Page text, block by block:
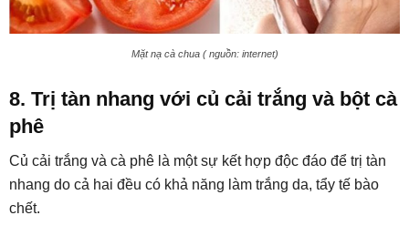
Mặt nạ cà chua ( nguồn: internet)
8. Trị tàn nhang với củ cải trắng và bột cà
phê
Củ cải trắng và cà phê là một sự kết hợp độc đáo để trị tàn
nhang do cả hai đều có khả năng làm trắng da, tẩy tế bào
chết.